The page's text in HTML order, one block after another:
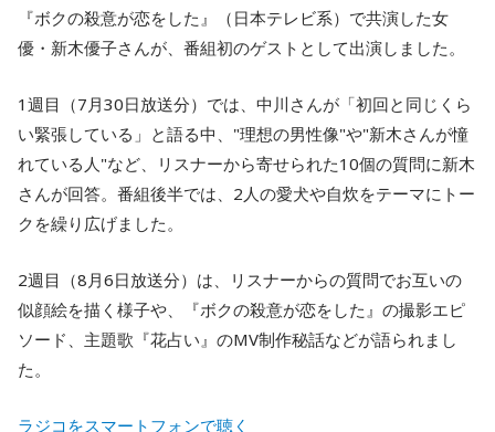
『ボクの殺意が恋をした』（日本テレビ系）で共演した女
優・新木優子さんが、番組初のゲストとして出演しました。
1週目（7月30日放送分）では、中川さんが「初回と同じくら
い緊張している」と語る中、"理想の男性像"や"新木さんが憧
れている人"など、リスナーから寄せられた10個の質問に新木
さんが回答。番組後半では、2人の愛犬や自炊をテーマにトー
クを繰り広げました。
2週目（8月6日放送分）は、リスナーからの質問でお互いの
似顔絵を描く様子や、『ボクの殺意が恋をした』の撮影エピ
ソード、主題歌『花占い』のMV制作秘話などが語られまし
た。
ラジコをスマートフォンで聴く